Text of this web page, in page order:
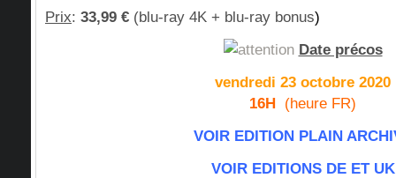
Prix: 33,99 € (blu-ray 4K + blu-ray bonus)
Date précos
vendredi 23 octobre 2020
16H (heure FR)
VOIR EDITION PLAIN
VOIR EDITIONS DE ET UK